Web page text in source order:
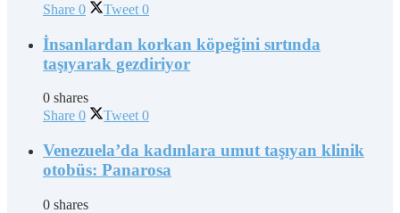
Share 0 Tweet 0
İnsanlardan korkan köpeğini sırtında
taşıyarak gezdiriyor
0 shares
Share 0 Tweet 0
Venezuela’da kadınlara umut taşıyan klinik
otobüs: Panarosa
0 shares